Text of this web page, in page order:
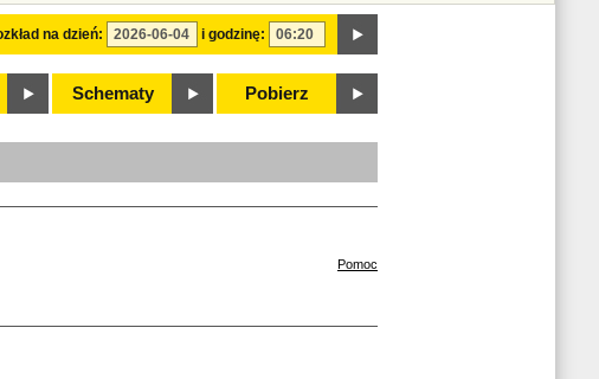
na dzień: i godzinę:
Schematy Pobierz
Pomoc